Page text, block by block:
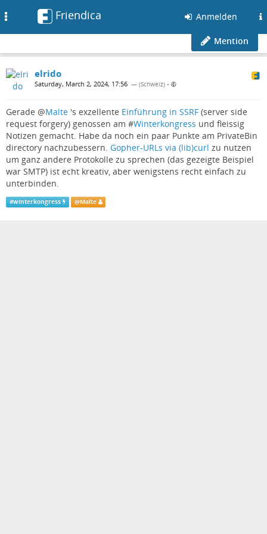
Friendica Anmelden
Mention
elrido
Saturday, March 2, 2024, 17:56 — (Schweiz) •
Gerade @Malte 's exzellente Einführung in SSRF (server side
request forgery) genossen am #Winterkongress und fleissig
Notizen gemacht. Habe da noch ein paar Punkte am PrivateBin
directory nachzubessern. Gopher-URLs via (lib)curl zu nutzen
um ganz andere Protokolle zu sprechen (das gezeigte Beispiel
war SMTP) ist echt kreativ, aber wenigstens recht einfach zu
unterbinden.
#winterkongress @Malte